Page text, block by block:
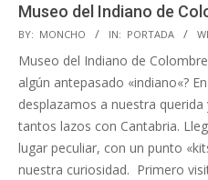
Museo del Indiano de
2019-
04-
24
BY: MONCHO IN: PORTADA
Museo del Indiano de
algún antepasado «indiano«?
desplazamos a nuestra
tantos lazos con Cantabria.
lugar peculiar, con un punto
nuestra curiosidad. Primero